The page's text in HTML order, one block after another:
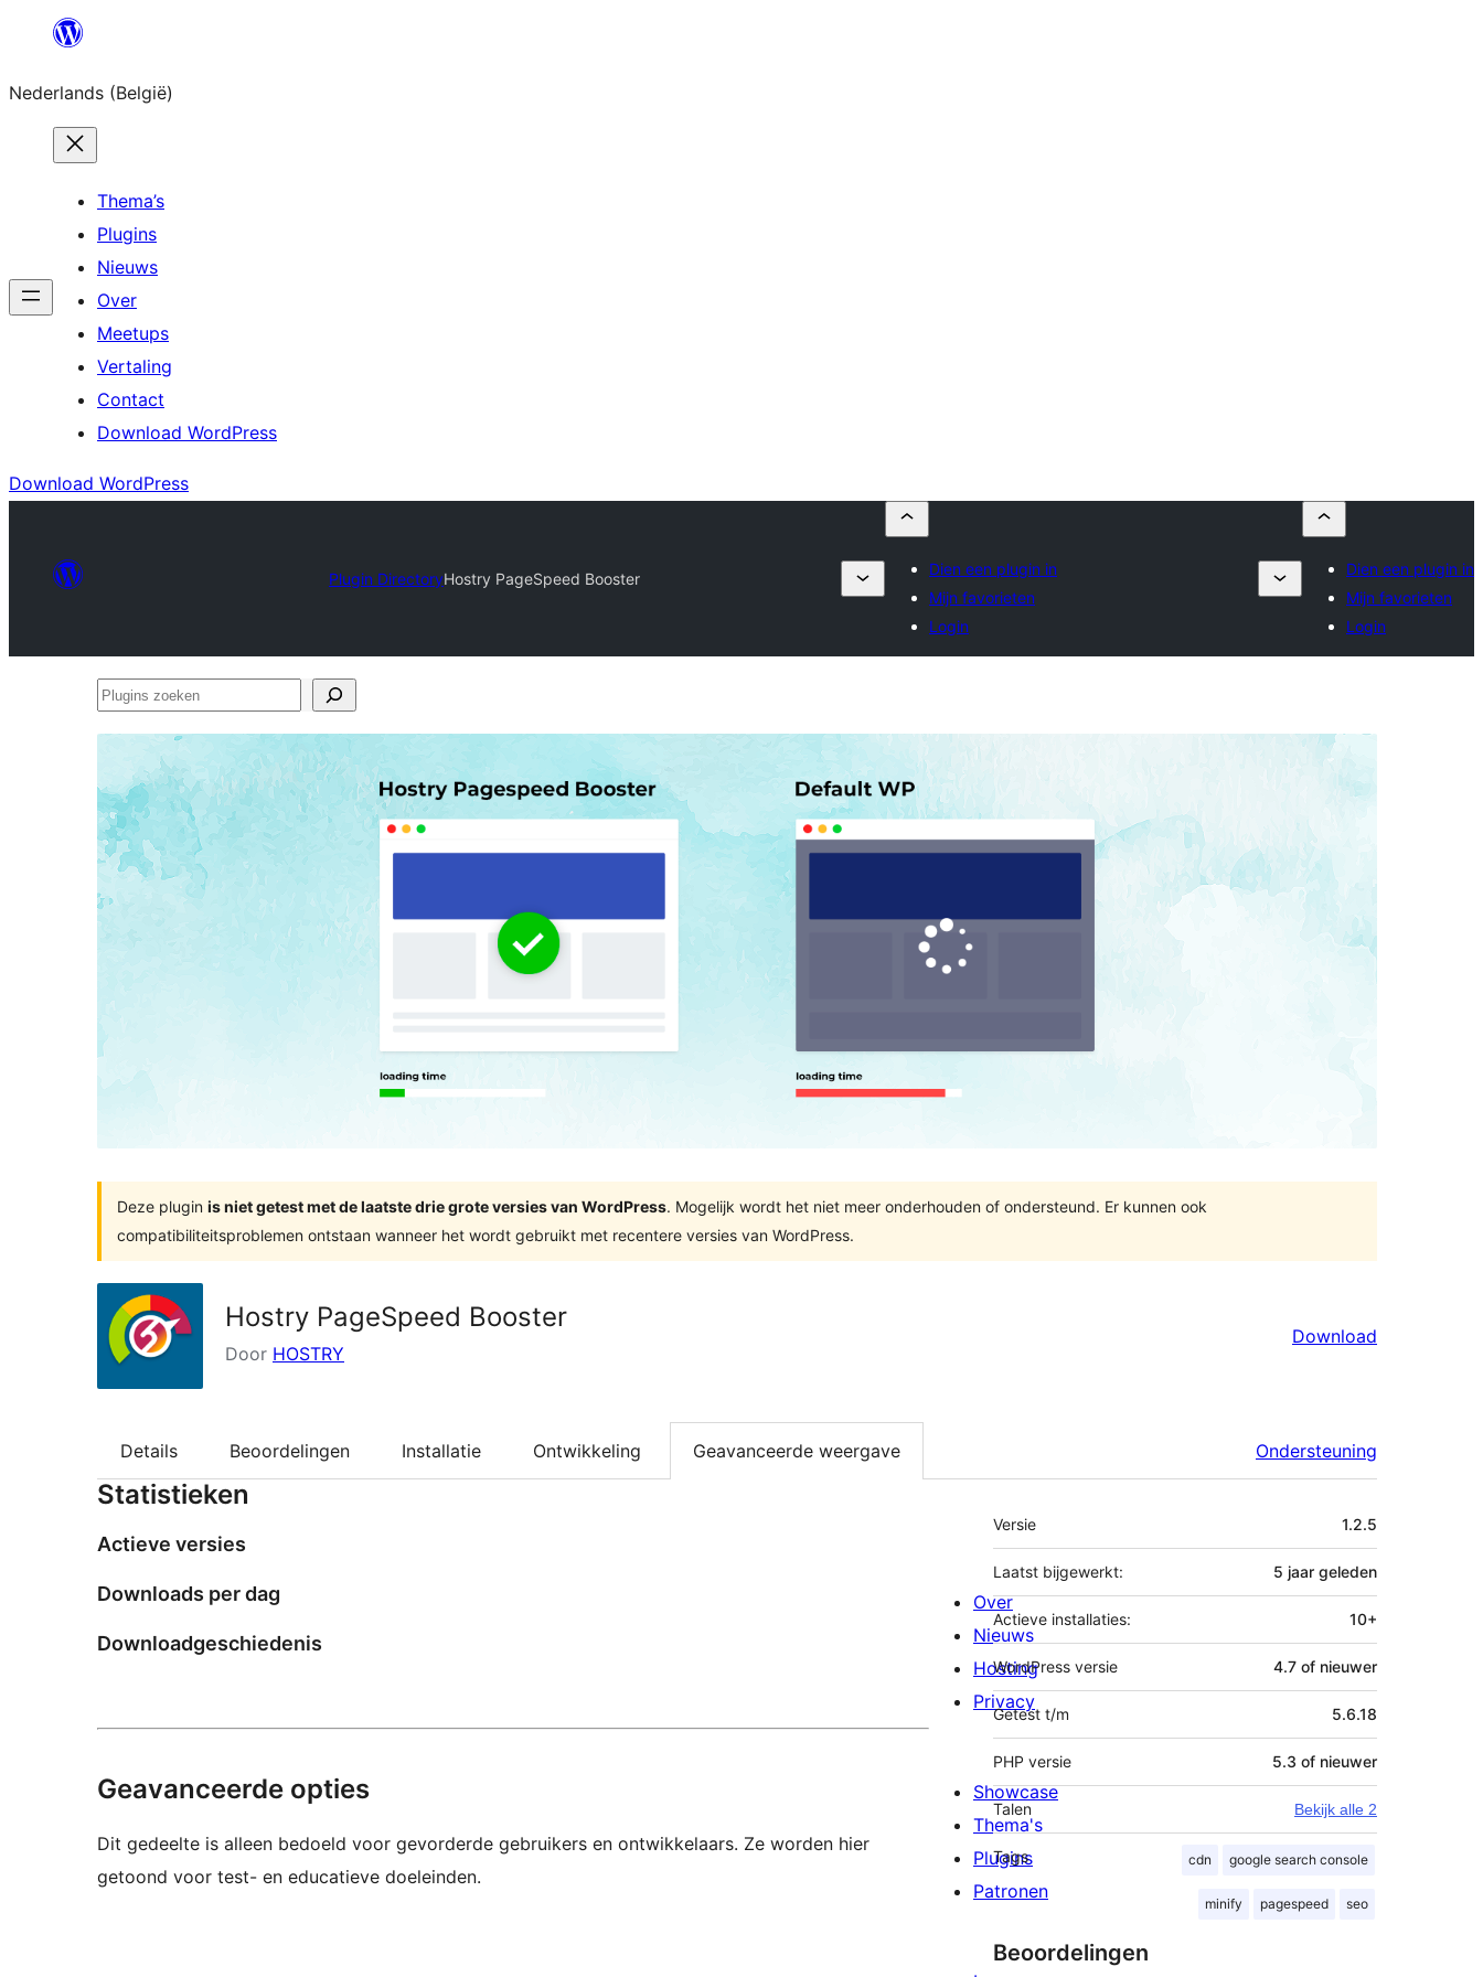
Spring
de
inhoud
Nederlands (België)
Thema’s
Plugins
Nieuws
Over
Meetups
Vertaling
Contact
Download WordPress
Download WordPress
Plugin DirectoryHostry PageSpeed Booster
Dien een plugin in
Mijn favorieten
Login
Dien een plugin in
Mijn favorieten
Login
Plugins
Deze plugin is niet getest met de laatste drie grote versies van WordPress. Mogelijk wordt het niet meer onderhouden of ondersteund. Er kunnen ook
compatibiliteitsproblemen ontstaan wanneer het wordt gebruikt met recentere versies van WordPress.
Hostry PageSpeed Booster
Door HOSTRY
Download
Details Beoordelingen Installatie Ontwikkeling Geavanceerde weergave Ondersteuning
Statistieken
Actieve versies
Downloads per dag
Downloadgeschiedenis
Geavanceerde opties
Dit gedeelte is alleen bedoeld voor gevorderde gebruikers en ontwikkelaars. Ze worden hier
getoond voor test- en educatieve doeleinden.
Meta
Versie 1.2.5
Laatst bijgewerkt: 5 jaar geleden
Actieve installaties: 10+
WordPress versie 4.7 of nieuwer
Getest t/m 5.6.18
PHP versie 5.3 of nieuwer
Talen Bekijk alle 2
Tags cdn google search console
minify pagespeed seo
Beoordelingen
Over
Nieuws
Hosting
Privacy
Showcase
Thema's
Plugins
Patronen